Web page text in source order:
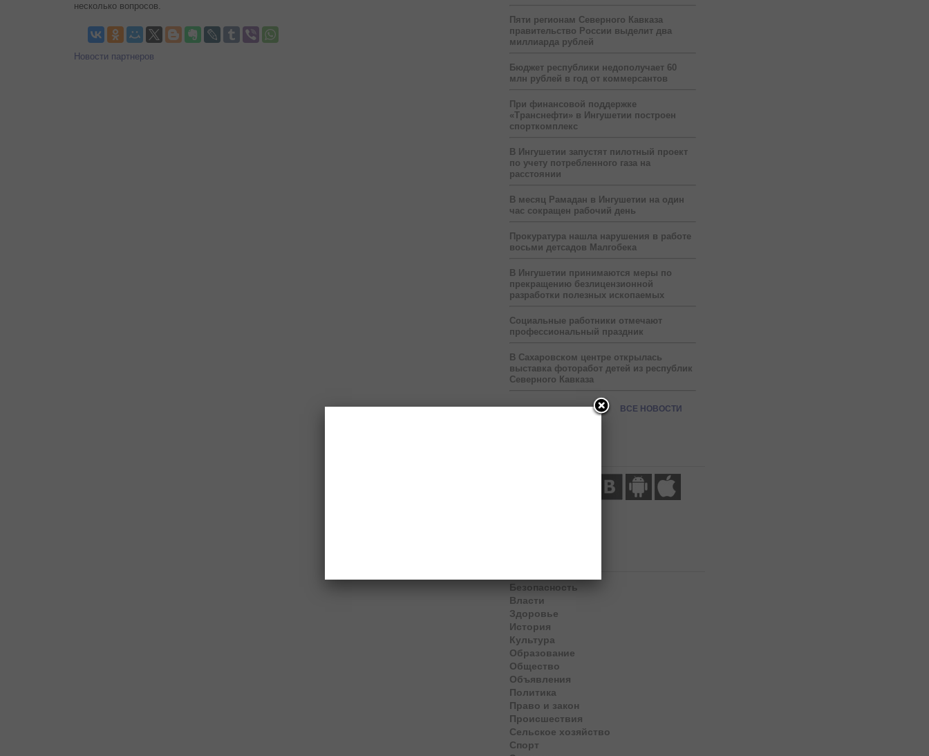
несколько вопросов.
Новости партнеров
Пяти регионам Северного Кавказа
правительство России выделит два
миллиарда рублей
Бюджет республики недополучает 60
млн рублей в год от коммерсантов
При финансовой поддержке
«Транснефти» в Ингушетии построен
спорткомплекс
В Ингушетии запустят пилотный проект
по учету потребленного газа на
расстоянии
В месяц Рамадан в Ингушетии на один
час сокращен рабочий день
Прокуратура нашла нарушения в работе
восьми детсадов Малгобека
В Ингушетии принимаются меры по
прекращению безлицензионной
разработки полезных ископаемых
Социальные работники отмечают
профессиональный праздник
В Сахаровском центре открылась
выставка фоторабот детей из республик
Северного Кавказа
ВСЕ НОВОСТИ
Безопасность
Власти
Здоровье
История
Культура
Образование
Общество
Объявления
Политика
Право и закон
Происшествия
Сельское хозяйство
Спорт